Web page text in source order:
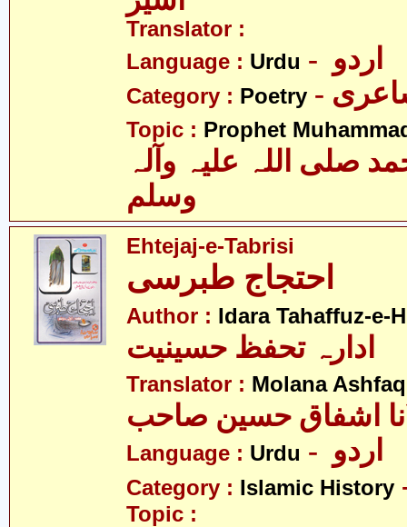
Translator :
Language : Urdu
Category : Poetry
Topic : Prophet
صلی اللہ علیہ وآلہ
وسلم
Ehtejaj-e-Tabrisi
احتجاج طبرسی
Author : Idara Tahaffuz-e-
Translator : Molana
اشفاق حسین صاحب
Language : Urdu
Category : Islamic History
Topic :